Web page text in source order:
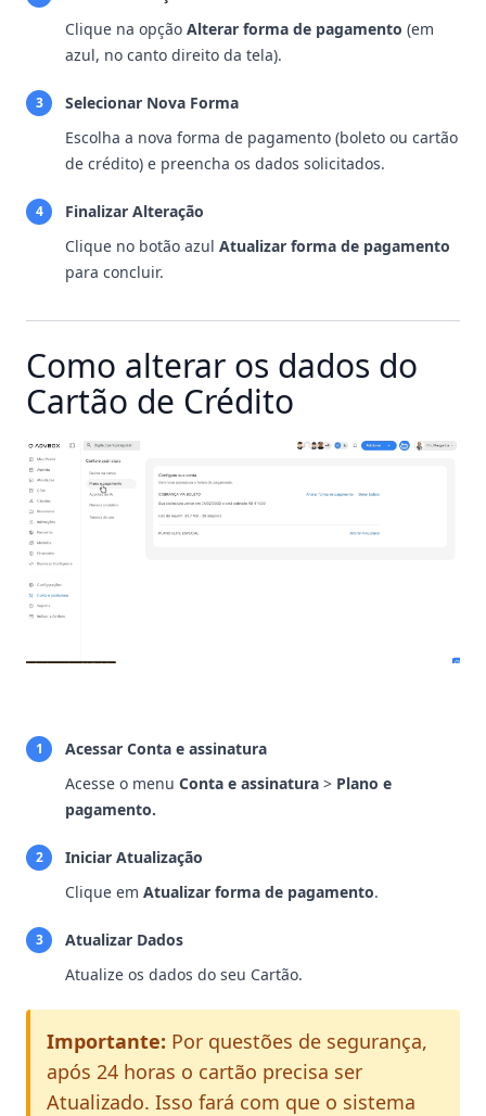
Clique na opção Alterar forma de pagamento (em
azul, no canto direito da tela).
3
Selecionar Nova Forma
Escolha a nova forma de pagamento (boleto ou cartão
de crédito) e preencha os dados solicitados.
4
Finalizar Alteração
Clique no botão azul Atualizar forma de pagamento
para concluir.
Como alterar os dados do
Cartão de Crédito
1
Acessar Conta e assinatura
Acesse o menu Conta e assinatura > Plano e
pagamento.
2
Iniciar Atualização
Clique em Atualizar forma de pagamento.
3
Atualizar Dados
Atualize os dados do seu Cartão.
Importante: Por questões de segurança,
após 24 horas o cartão precisa ser
Atualizado. Isso fará com que o sistema